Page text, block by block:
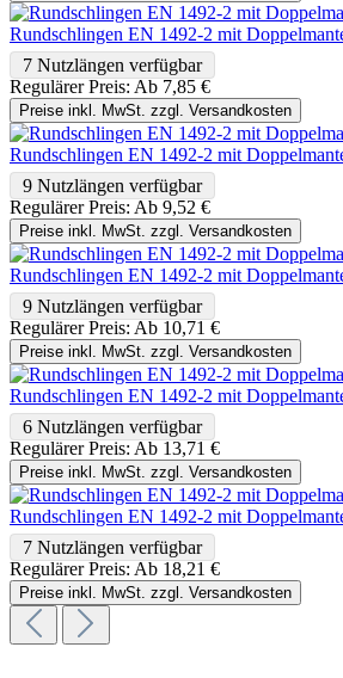
Rundschlingen EN 1492-2 mit
7 Nutzlängen verfügbar
Regulärer Preis: Ab 7,85 €
Preise inkl. MwSt. zzgl. Versandkosten
Rundschlingen EN 1492-2 mit
9 Nutzlängen verfügbar
Regulärer Preis: Ab 9,52 €
Preise inkl. MwSt. zzgl. Versandkosten
Rundschlingen EN 1492-2 mit
9 Nutzlängen verfügbar
Regulärer Preis: Ab 10,71 €
Preise inkl. MwSt. zzgl. Versandkosten
Rundschlingen EN 1492-2 mit
6 Nutzlängen verfügbar
Regulärer Preis: Ab 13,71 €
Preise inkl. MwSt. zzgl. Versandkosten
Rundschlingen EN 1492-2 mit
7 Nutzlängen verfügbar
Regulärer Preis: Ab 18,21 €
Preise inkl. MwSt. zzgl. Versandkosten